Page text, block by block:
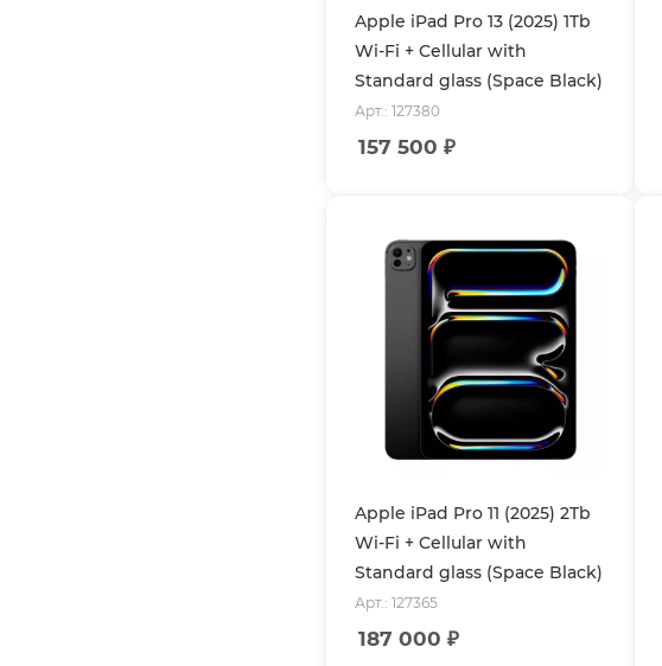
Apple iPad Pro 13 (2025) 1Tb
Wi-Fi + Cellular with
Standard glass (Space Black)
Арт.: 127380
157 500 ₽
Apple iPad Pro 11 (2025) 2Tb
Wi-Fi + Cellular with
Standard glass (Space Black)
Арт.: 127365
187 000 ₽